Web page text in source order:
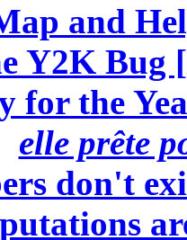
and
Y2K Bug [
for the
elle prête
don't